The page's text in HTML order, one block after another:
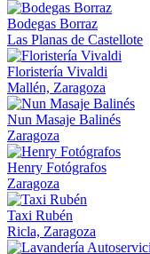
Bodegas Borraz
Las Planas de Castellote
Floristería Vivaldi
Mallén, Zaragoza
Nun Masaje Balinés
Zaragoza
Henry Fotógrafos
Zaragoza
Taxi Rubén
Ricla, Zaragoza